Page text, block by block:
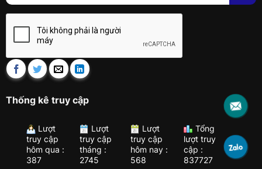
Thống kê truy cập
Lượt
truy cập
hôm qua :
387
Lượt
truy cập
tháng :
2745
Lượt
truy cập
hôm nay :
568
Tổng
lượt truy
cập :
837727